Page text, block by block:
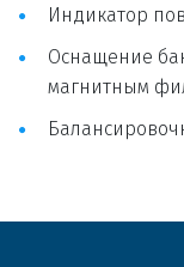
Индикатор
Оснащение
магнитным